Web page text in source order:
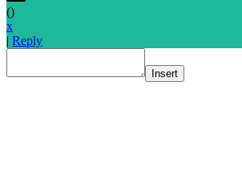
()
x
| Reply
Insert